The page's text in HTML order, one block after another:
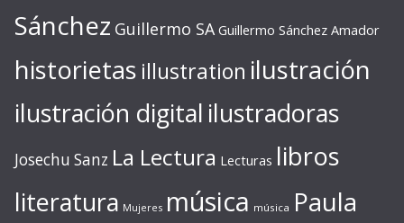
Sánchez Guillermo SA Guillermo Sánchez Amador
historietas illustration ilustración
ilustración digital ilustradoras
Josechu Sanz La Lectura Lecturas libros
literatura Mujeres música música Paula